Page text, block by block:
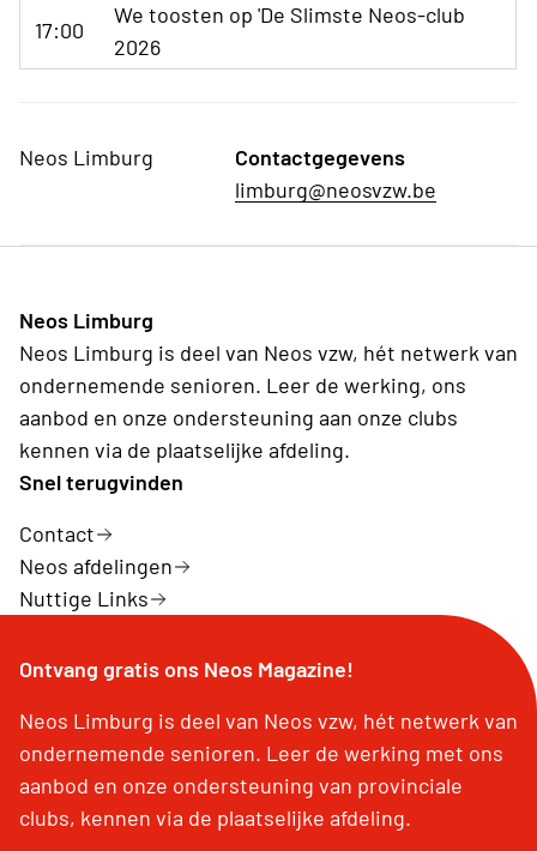
17:00
We toosten op 'De Slimste Neos-club
2026
Neos Limburg
Contactgegevens
limburg@neosvzw.be
Neos Limburg
Neos Limburg is deel van Neos vzw, hét netwerk van
ondernemende senioren. Leer de werking, ons
aanbod en onze ondersteuning aan onze clubs
kennen via de plaatselijke afdeling.
Snel terugvinden
Contact
Neos afdelingen
Nuttige Links
Ontvang gratis ons Neos Magazine!
Neos Limburg is deel van Neos vzw, hét netwerk van
ondernemende senioren. Leer de werking met ons
aanbod en onze ondersteuning van provinciale
clubs, kennen via de plaatselijke afdeling.